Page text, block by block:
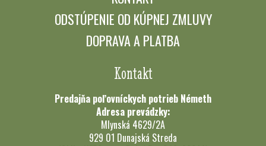
ODSTÚPENIE OD KÚPNEJ ZMLUVY
DOPRAVA A PLATBA
Kontakt
Predajňa poľovníckych potrieb Németh
Adresa prevádzky:
Mlynská 4629/2A
929 01 Dunajská Streda